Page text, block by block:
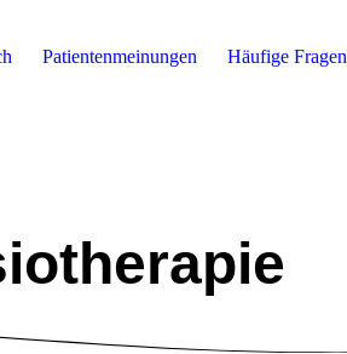
Patientenmeinungen Häufige Fragen